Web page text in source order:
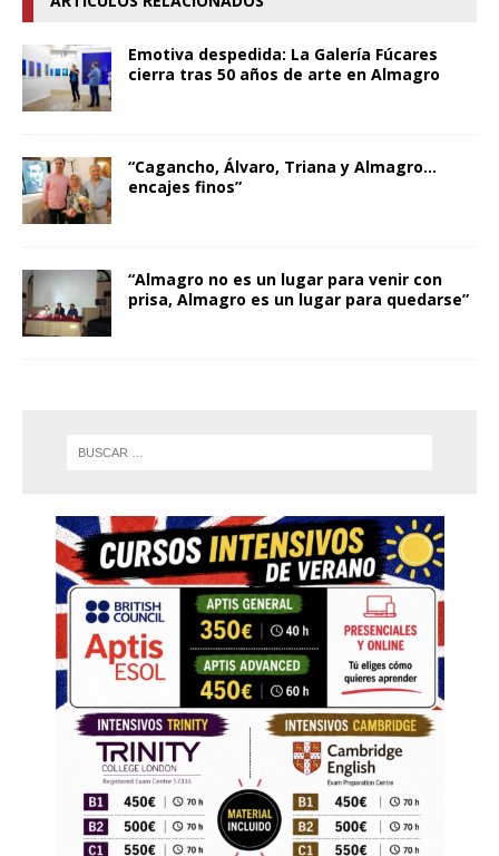
Emotiva despedida: La Galería Fúcares
cierra tras 50 años de arte en Almagro
“Cagancho, Álvaro, Triana y Almagro…
encajes finos”
“Almagro no es un lugar para venir con
prisa, Almagro es un lugar para quedarse”